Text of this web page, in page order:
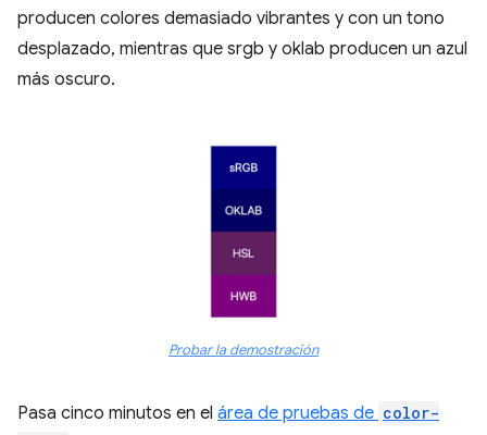
producen colores demasiado vibrantes y con un tono
desplazado, mientras que srgb y oklab producen un azul
más oscuro.
Probar la demostración
Pasa cinco minutos en el área de pruebas de color-